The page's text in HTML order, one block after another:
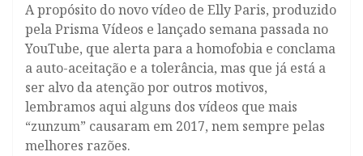
A propósito do novo vídeo de Elly Paris, produzido
pela Prisma Vídeos e lançado semana passada no
YouTube, que alerta para a homofobia e conclama
a auto-aceitação e a tolerância, mas que já está a
ser alvo da atenção por outros motivos,
lembramos aqui alguns dos vídeos que mais
“zunzum” causaram em 2017, nem sempre pelas
melhores razões.